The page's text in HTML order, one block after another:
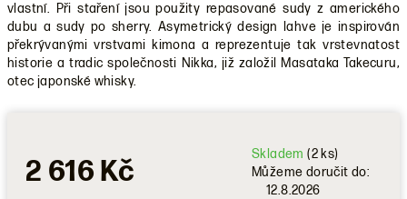
vlastní. Při staření jsou použity repasované sudy z amerického
dubu a sudy po sherry. Asymetrický design lahve je inspirován
překrývanými vrstvami kimona a reprezentuje tak vrstevnatost
historie a tradic společnosti Nikka, již založil Masataka Takecuru,
otec japonské whisky.
Skladem(2 ks)
Můžeme doručit do:
12.8.2026
2 616 Kč